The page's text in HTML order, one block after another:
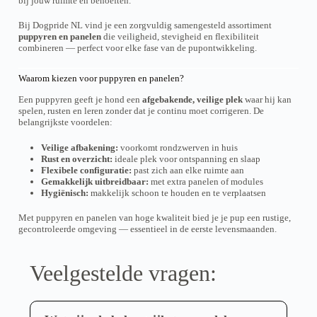
r
o
d
a
g
a
t
i
e
n
e
k
o
e
n
w
o
r
e
n
p
t
i
e
e
k
e
n
w
o
r
e
n
e
Bij Dogpride NL vind je een zorgvuldig samengesteld assortiment
puppyren en panelendie veiligheid, stevigheid en flexibiliteit
combineren — perfect voor elke fase van de pupontwikkeling.
Waarom kiezen voor puppyren en panelen?
Een puppyren geeft je hond een afgebakende, veilige plekwaar hij kan
spelen, rusten en leren zonder dat je continu moet corrigeren. De
belangrijkste voordelen:
Veilige afbakening: voorkomt rondzwerven in huis
Rust en overzicht: ideale plek voor ontspanning en slaap
Flexibele configuratie: past zich aan elke ruimte aan
Gemakkelijk uitbreidbaar: met extra panelen of modules
Hygiënisch: makkelijk schoon te houden en te verplaatsen
Met puppyren en panelen van hoge kwaliteit bied je je pup een rustige,
gecontroleerde omgeving — essentieel in de eerste levensmaanden.
Veelgestelde vragen: